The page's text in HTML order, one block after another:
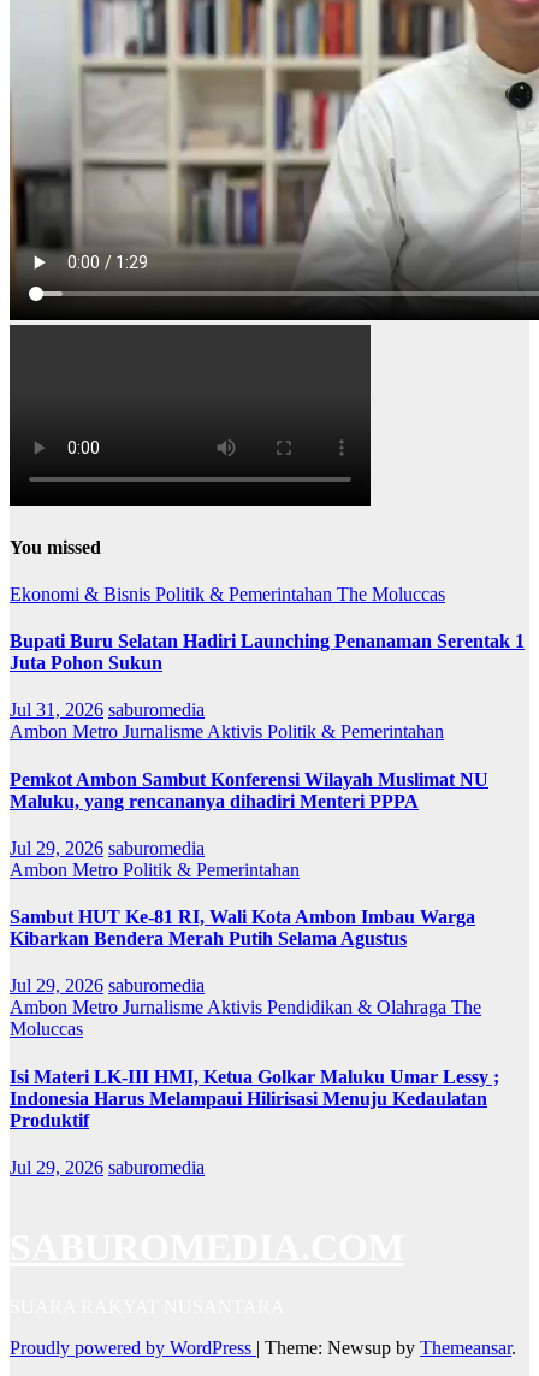
You missed
Ekonomi & Bisnis Politik & Pemerintahan The Moluccas
Bupati Buru Selatan Hadiri Launching Penanaman Serentak 1
Juta Pohon Sukun
Jul 31, 2026 saburomedia
Ambon Metro Jurnalisme Aktivis Politik & Pemerintahan
Pemkot Ambon Sambut Konferensi Wilayah Muslimat NU
Maluku, yang rencananya dihadiri Menteri PPPA
Jul 29, 2026 saburomedia
Ambon Metro Politik & Pemerintahan
Sambut HUT Ke-81 RI, Wali Kota Ambon Imbau Warga
Kibarkan Bendera Merah Putih Selama Agustus
Jul 29, 2026 saburomedia
Ambon Metro Jurnalisme Aktivis Pendidikan & Olahraga The
Moluccas
Isi Materi LK-III HMI, Ketua Golkar Maluku Umar Lessy ;
Indonesia Harus Melampaui Hilirisasi Menuju Kedaulatan
Produktif
Jul 29, 2026 saburomedia
Proudly powered by WordPress | Theme: Newsup by Themeansar.